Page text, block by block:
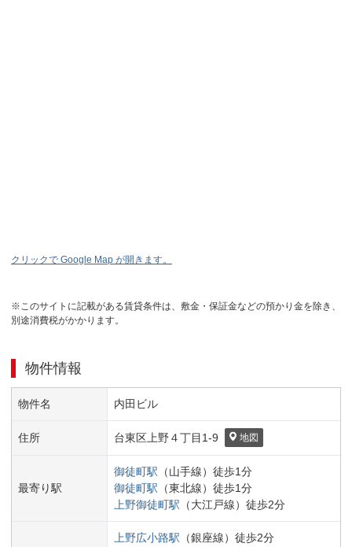
クリックで Google Map が開きます。
※このサイトに記載がある賃貸条件は、敷金・保証金などの預かり金を除き、
別途消費税がかかります。
物件情報
物件名 内田ビル
住所 台東区 上野４丁目 1-9 地図
最寄り駅
御徒町駅 （山手線） 徒歩1分
御徒町駅 （東北線） 徒歩1分
上野御徒町駅 （大江戸線） 徒歩2分
上野広小路駅 （銀座線） 徒歩2分